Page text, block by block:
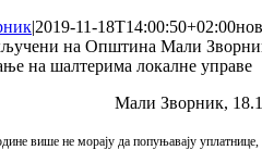
|2019-11-18T14:00:50+02:00
на Општина Мали
на шалтерима локалне управе
Мали Зворник,
више не морају да попуњавају уплатнице,